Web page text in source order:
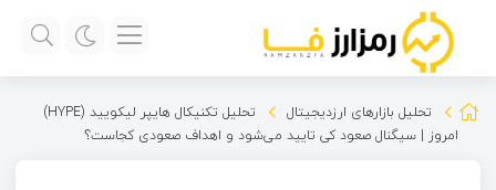
تحلیل بازارهای ارزدیجیتال
تحلیل تکنیکال هایپر لیکویید (HYPE)
امروز | سیگنال صعود کی تایید می‌شود و اهداف صعودی کجاست؟